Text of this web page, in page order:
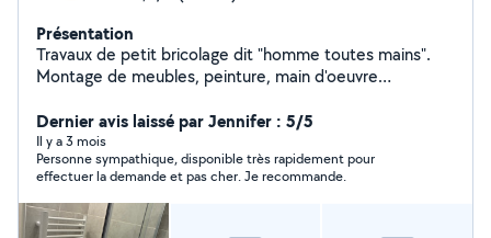
Présentation
Travaux de petit bricolage dit "homme toutes mains".
Montage de meubles, peinture, main d'oeuvre
remplacement d'articles défectueux (robinet, joint,...),
... Pour toute demande, n'hésitez pas à me contacter.
Dernier avis laissé par Jennifer : 5/5
Il y a 3 mois
Personne sympathique, disponible très rapidement pour
effectuer la demande et pas cher. Je recommande.